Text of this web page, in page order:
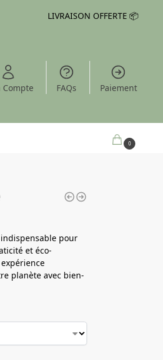
LIVRAISON OFFERTE 📦
Compte FAQs Paiement
0
pour
et éco-
planète avec bien-